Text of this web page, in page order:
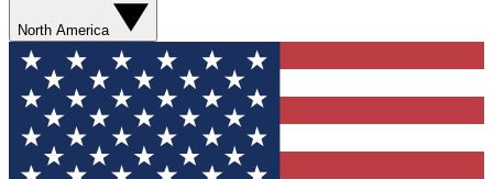
North America